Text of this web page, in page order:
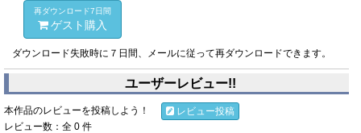
再ダウンロード7日間
ゲスト購入
ダウンロード失敗時に７日間、メールに従って再ダウンロードできます。
ユーザーレビュー!!
本作品のレビューを投稿しよう！
レビュー投稿
レビュー数：全 0 件